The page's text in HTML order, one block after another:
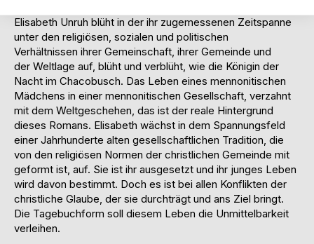
Elisabeth Unruh blüht in der ihr zugemessenen Zeitspanne
unter den religiösen, sozialen und politischen
Verhältnissen ihrer Gemeinschaft, ihrer Gemeinde und
der Weltlage auf, blüht und verblüht, wie die Königin der
Nacht im Chacobusch. Das Leben eines mennonitischen
Mädchens in einer mennonitischen Gesellschaft, verzahnt
mit dem Weltgeschehen, das ist der reale Hintergrund
dieses Romans. Elisabeth wächst in dem Spannungsfeld
einer Jahrhunderte alten gesellschaftlichen Tradition, die
von den religiösen Normen der christlichen Gemeinde mit
geformt ist, auf. Sie ist ihr ausgesetzt und ihr junges Leben
wird davon bestimmt. Doch es ist bei allen Konflikten der
christliche Glaube, der sie durchträgt und ans Ziel bringt.
Die Tagebuchform soll diesem Leben die Unmittelbarkeit
verleihen.